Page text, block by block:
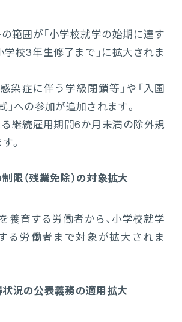
範囲が「小学校就学の始期に達す
学校3年生修了まで」に拡大されま
染症に伴う学級閉鎖等」や「入園
式」への参加が追加されます。
継続雇用期間6か月未満の除外規
。
限（残業免除）の対象拡大
養育する労働者から、小学校就学
る労働者まで対象が拡大されま
況の公表義務の適用拡大